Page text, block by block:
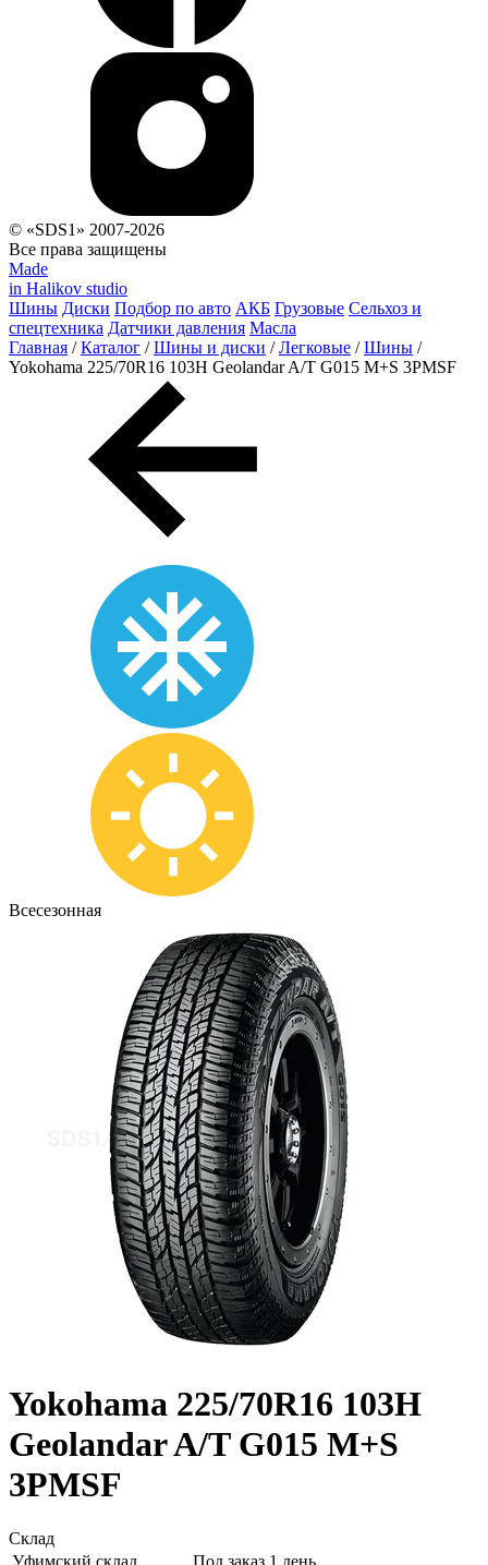
© «SDS1» 2007-2026
Все права защищены
Made
in Halikov studio
Шины Диски Подбор по авто АКБ Грузовые Сельхоз и
спецтехника Датчики давления Масла
Главная / Каталог / Шины и диски / Легковые / Шины /
Yokohama 225/70R16 103H Geolandar A/T G015 M+S 3PMSF
Всесезонная
Yokohama 225/70R16 103H
Geolandar A/T G015 M+S
3PMSF
Склад
Уфимский склад
Под заказ 1 день